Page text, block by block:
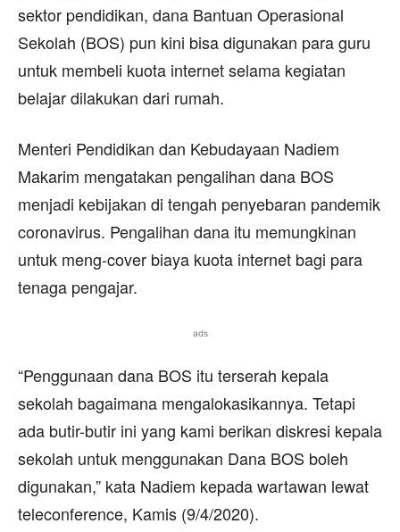
sektor pendidikan, dana Bantuan Operasional
Sekolah (BOS) pun kini bisa digunakan para guru
untuk membeli kuota internet selama kegiatan
belajar dilakukan dari rumah.
Menteri Pendidikan dan Kebudayaan Nadiem
Makarim mengatakan pengalihan dana BOS
menjadi kebijakan di tengah penyebaran pandemik
coronavirus. Pengalihan dana itu memungkinan
untuk meng-cover biaya kuota internet bagi para
tenaga pengajar.
ads
“Penggunaan dana BOS itu terserah kepala
sekolah bagaimana mengalokasikannya. Tetapi
ada butir-butir ini yang kami berikan diskresi kepala
sekolah untuk menggunakan Dana BOS boleh
digunakan,” kata Nadiem kepada wartawan lewat
teleconference, Kamis (9/4/2020).